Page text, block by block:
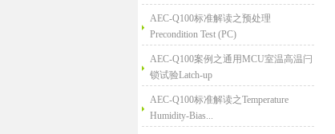
AEC-Q100标准解读之预处理
Precondition Test (PC)
AEC-Q100案例之通用MCU室温高温闩
锁试验Latch-up
AEC-Q100标准解读之Temperature
Humidity-Bias...